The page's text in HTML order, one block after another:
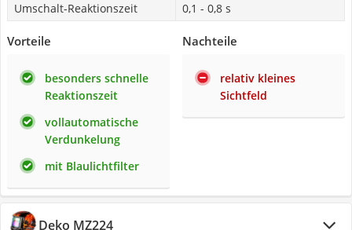
Umschalt-Reaktionszeit
0,1 - 0,8 s
Vorteile
besonders schnelle
Reaktionszeit
vollautomatische
Verdunkelung
mit Blaulichtfilter
Nachteile
relativ kleines
Sichtfeld
Deko MZ224